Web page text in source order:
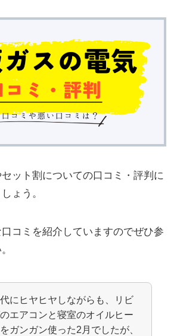
ット割についての口コミ・評判に
ょう。
コミを紹介していますのでぜひ参
にヒヤヒヤしながらも、リビ
エアコンと寝室のオイルヒー
ガンガン使った2月でしたが、